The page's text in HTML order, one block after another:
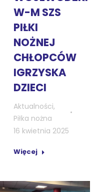
W-M SZS
PIŁKI
NOŻNEJ
CHŁOPCÓW
IGRZYSKA
DZIECI
Aktualności,
Piłka nożna
16 kwietnia 2025
Więcej